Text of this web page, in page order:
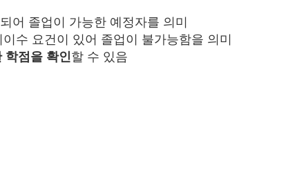
어 졸업이 가능한 예정자를 의미
수 요건이 있어 졸업이 불가능함을 의미
학점을 확인할 수 있음